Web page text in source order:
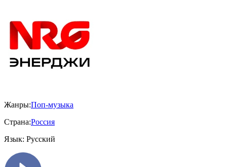
Жанры:Поп-музыка
Страна:Россия
Язык: Русский